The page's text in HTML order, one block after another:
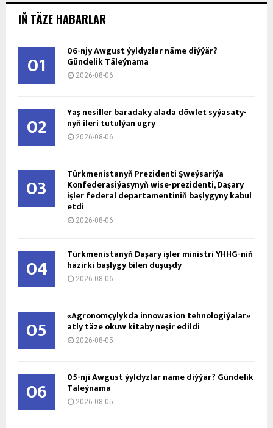
IŇ TÄZE HABARLAR
01 06-njy Awgust ýyldyzlar näme diýýär?
Gündelik Täleýnama
2026-08-06
02 Ýaş ne­sil­ler ba­ra­da­ky ala­da döw­let sy­ýa­sa­ty­
nyň ile­ri tu­tul­ýan ug­ry
2026-08-06
03 Türkmenistanyň Prezidenti Şweýsariýa
Konfederasiýasynyň wise-prezidenti, Daşary
işler federal departamentiniň başlygyny kabul
etdi
2026-08-06
04 Türkmenistanyň Daşary işler ministri ÝHHG-niň
häzirki başlygy bilen duşuşdy
2026-08-06
05 «Agronomçylykda innowasion tehnologiýalar»
atly täze okuw kitaby neşir edildi
2026-08-05
06 05-nji Awgust ýyldyzlar näme diýýär? Gündelik
Täleýnama
2026-08-05